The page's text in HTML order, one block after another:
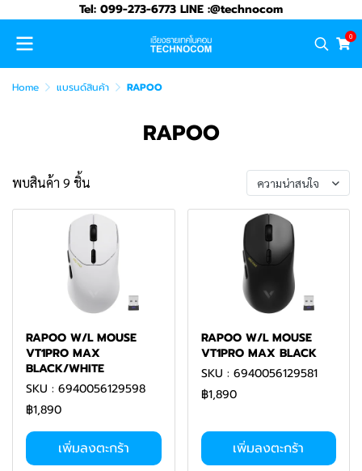
Tel: 099-273-6773 LINE :@technocom
0
Home แบรนด์สินค้า RAPOO
RAPOO
พบสินค้า 9 ชิ้น ความน่าสนใจ
RAPOO W/L MOUSE
VT1PRO MAX
BLACK/WHITE
SKU : 6940056129598
฿1,890
เพิ่มลงตะกร้า
RAPOO W/L MOUSE
VT1PRO MAX BLACK
SKU : 6940056129581
฿1,890
เพิ่มลงตะกร้า